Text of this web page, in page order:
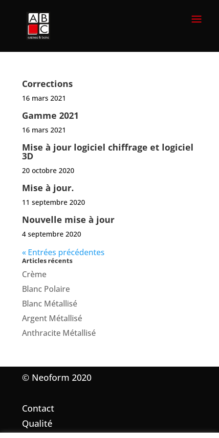
Corrections
16 mars 2021
Gamme 2021
16 mars 2021
Mise à jour logiciel chiffrage et logiciel
3D
20 octobre 2020
Mise à jour.
11 septembre 2020
Nouvelle mise à jour
4 septembre 2020
« Entrées précédentes
Articles récents
Crème
Blanc Polaire
Blanc Métallisé
Argent Métallisé
Anthracite Métallisé
© Neoform 2020
Contact
Qualité